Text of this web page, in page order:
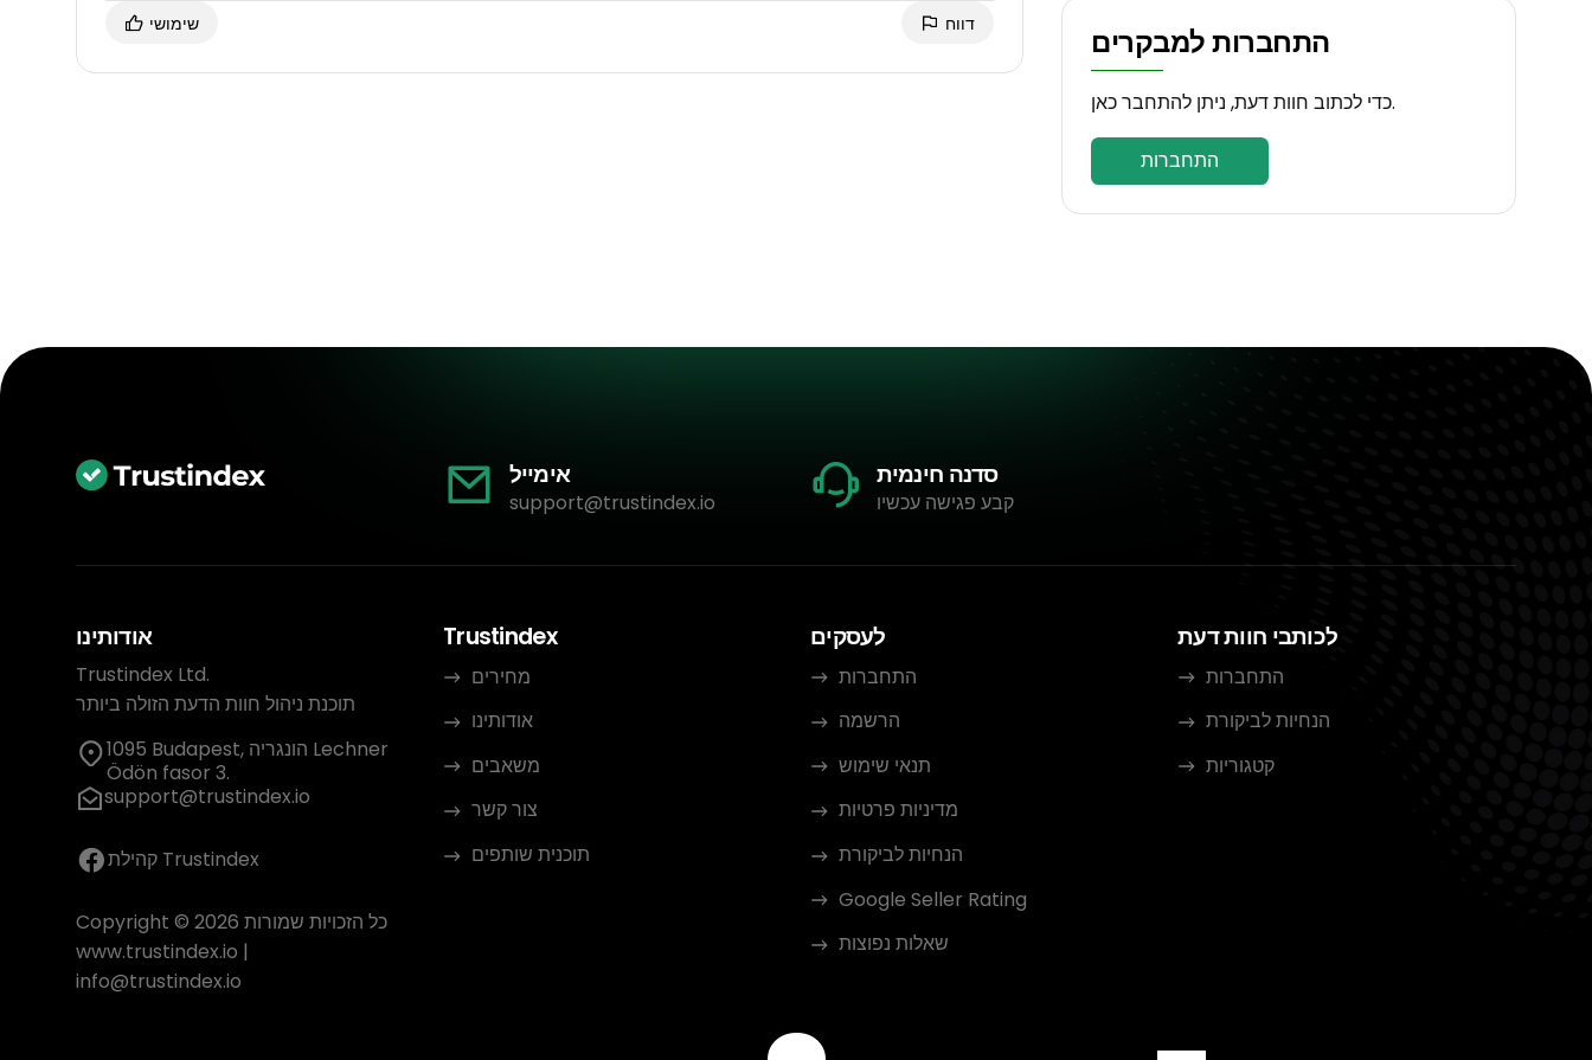
שימושי דווח התחברות למבקרים
כדי לכתוב חוות דעת, ניתן להתחבר כאן.
התחברות
אימייל
support@trustindex.io
סדנה חינמית
קבע פגישה עכשיו
אודותינו
Trustindex Ltd.
תוכנת ניהול חוות הדעת הזולה ביותר
1095 Budapest, הונגריה Lechner
Ödön fasor 3.
support@trustindex.io
קהילת Trustindex
Copyright © 2026 כל הזכויות שמורות
www.trustindex.io |
info@trustindex.io
Trustindex
מחירים
אודותינו
משאבים
צור קשר
תוכנית שותפים
לעסקים
התחברות
הרשמה
תנאי שימוש
מדיניות פרטיות
הנחיות לביקורת
Google Seller Rating
שאלות נפוצות
לכותבי חוות דעת
התחברות
הנחיות לביקורת
קטגוריות